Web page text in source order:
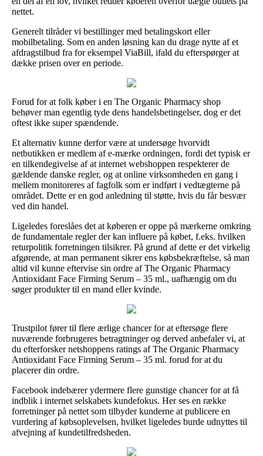
nettet.
Generelt tilråder vi bestillinger med betalingskort eller
mobilbetaling. Som en anden løsning kan du drage nytte af et
afdragstilbud fra for eksempel ViaBill, ifald du efterspørger at
dække prisen over en periode.
Forud for at folk køber i en The Organic Pharmacy shop
behøver man egentlig tyde dens handelsbetingelser, dog er det
oftest ikke super spændende.
Et alternativ kunne derfor være at undersøge hvorvidt
netbutikken er medlem af e-mærke ordningen, fordi det typisk er
en tilkendegivelse af at internet webshoppen respekterer de
gældende danske regler, og at online virksomheden en gang i
mellem monitoreres af fagfolk som er indført i vedtægterne på
området. Dette er en god anledning til støtte, hvis du får besvær
ved din handel.
Ligeledes foreslåes det at køberen er oppe på mærkerne omkring
de fundamentale regler der kan influere på købet, f.eks. hvilken
returpolitik forretningen tilsikrer. På grund af dette er det virkelig
afgørende, at man permanent sikrer ens købsbekræftelse, så man
altid vil kunne eftervise sin ordre af The Organic Pharmacy
Antioxidant Face Firming Serum – 35 ml., uafhængig om du
søger produkter til en mand eller kvinde.
Trustpilot fører til flere ærlige chancer for at eftersøge flere
nuværende forbrugeres betragtninger og derved anbefaler vi, at
du efterforsker netshoppens ratings af The Organic Pharmacy
Antioxidant Face Firming Serum – 35 ml. forud for at du
placerer din ordre.
Facebook indebærer ydermere flere gunstige chancer for at få
indblik i internet selskabets kundefokus. Her ses en række
forretninger på nettet som tilbyder kunderne at publicere en
vurdering af købsoplevelsen, hvilket ligeledes burde udnyttes til
afvejning af kundetilfredsheden.